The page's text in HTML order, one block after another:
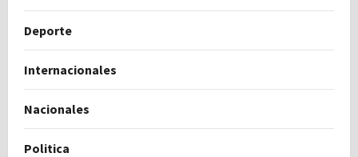
Deporte
Internacionales
Nacionales
Politica